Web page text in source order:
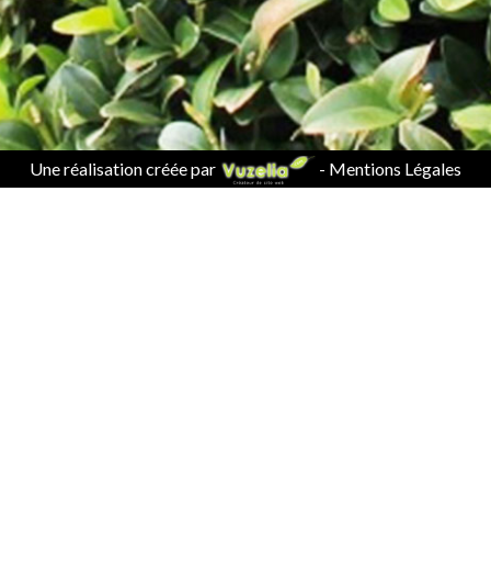
Une réalisation créée par - Mentions Légales